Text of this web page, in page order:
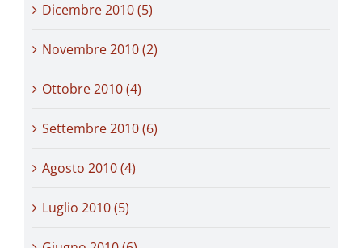
Dicembre 2010 (5)
Novembre 2010 (2)
Ottobre 2010 (4)
Settembre 2010 (6)
Agosto 2010 (4)
Luglio 2010 (5)